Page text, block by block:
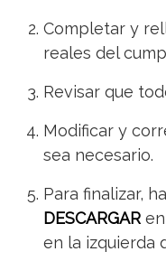
Completar y
reales del
Revisar que
Modificar y
sea necesario.
Para finalizar,
DESCARGAR
en la izquierda